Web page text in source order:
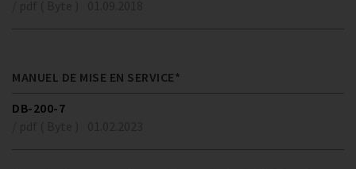
MANUEL DE MISE EN SERVICE*
DB-200-7